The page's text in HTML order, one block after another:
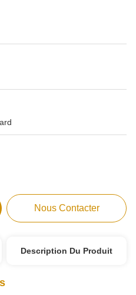
Nous Contacter
Description Du Produit